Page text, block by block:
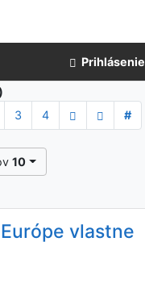
Prihlásenie
3 4
#
10
vlastne